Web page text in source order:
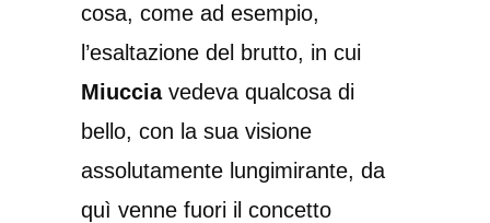
cosa, come ad esempio,
l’esaltazione del brutto, in cui
Miucciavedeva qualcosa di
bello, con la sua visione
assolutamente lungimirante, da
quì venne fuori il concetto